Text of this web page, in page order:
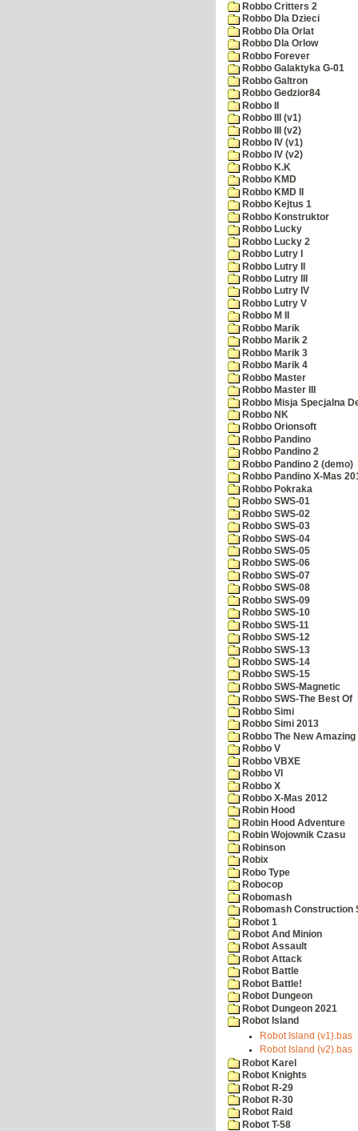
Robbo Critters 2
Robbo Dla Dzieci
Robbo Dla Orlat
Robbo Dla Orlow
Robbo Forever
Robbo Galaktyka G-01
Robbo Galtron
Robbo Gedzior84
Robbo II
Robbo III (v1)
Robbo III (v2)
Robbo IV (v1)
Robbo IV (v2)
Robbo K.K
Robbo KMD
Robbo KMD II
Robbo Kejtus 1
Robbo Konstruktor
Robbo Lucky
Robbo Lucky 2
Robbo Lutry I
Robbo Lutry II
Robbo Lutry III
Robbo Lutry IV
Robbo Lutry V
Robbo M II
Robbo Marik
Robbo Marik 2
Robbo Marik 3
Robbo Marik 4
Robbo Master
Robbo Master III
Robbo Misja Specjalna
Robbo NK
Robbo Orionsoft
Robbo Pandino
Robbo Pandino 2
Robbo Pandino 2 (demo)
Robbo Pandino X-Mas
Robbo Pokraka
Robbo SWS-01
Robbo SWS-02
Robbo SWS-03
Robbo SWS-04
Robbo SWS-05
Robbo SWS-06
Robbo SWS-07
Robbo SWS-08
Robbo SWS-09
Robbo SWS-10
Robbo SWS-11
Robbo SWS-12
Robbo SWS-13
Robbo SWS-14
Robbo SWS-15
Robbo SWS-Magnetic
Robbo SWS-The Best Of
Robbo Simi
Robbo Simi 2013
Robbo The New
Robbo V
Robbo VBXE
Robbo VI
Robbo X
Robbo X-Mas 2012
Robin Hood
Robin Hood Adventure
Robin Wojownik Czasu
Robinson
Robix
Robo Type
Robocop
Robomash
Robomash Construction
Robot 1
Robot And Minion
Robot Assault
Robot Attack
Robot Battle
Robot Battle!
Robot Dungeon
Robot Dungeon 2021
Robot Island
Robot Island (v1).bas
Robot Island (v2).bas
Robot Karel
Robot Knights
Robot R-29
Robot R-30
Robot Raid
Robot T-58